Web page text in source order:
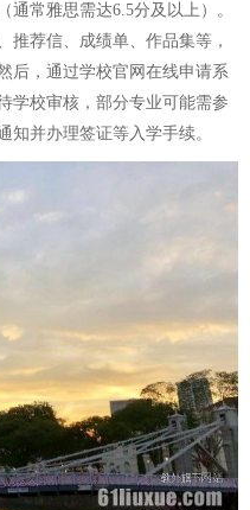
常雅思需达6.5分及以上）。
推荐信、成绩单、作品集等，
后，通过学校官网在线申请系
学校审核，部分专业可能需参
知并办理签证等入学手续。